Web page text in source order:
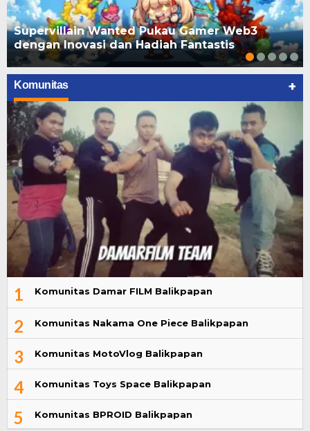
Supervillain Wanted Pukau Gamer Web3
dengan Inovasi dan Hadiah Fantastis
Komunitas +
1 Komunitas Damar FILM Balikpapan
2 Komunitas Nakama One Piece Balikpapan
3 Komunitas MotoVlog Balikpapan
4 Komunitas Toys Space Balikpapan
5 Komunitas BPROID Balikpapan